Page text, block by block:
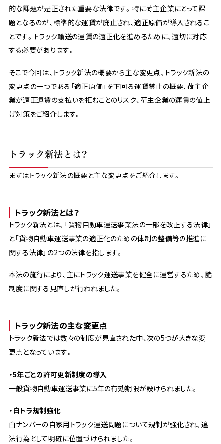
的な課題が是正された重要な法律です。特に荷主企業にとって課
題となるのが、標準的な運賃が廃止され、適正原価が導入されるこ
とです。トラック輸送の運賃の適正化を進めるために、適切に対応
する必要があります。
そこで今回は、トラック新法の概要から主な変更点、トラック新法の
変更点の一つである「適正原価」を下回る運賃禁止の概要、荷主企
業が適正運賃の支払いを拒むことのリスク、荷主企業の運賃の値上
げ対策をご紹介します。
トラック新法とは？
まずはトラック新法の概要と主な変更点をご紹介します。
トラック新法とは？
トラック新法とは、「貨物自動車運送事業法の一部を改正する法律」
と「貨物自動車運送事業の適正化のための体制の整備等の推進に
関する法律」の2つの法律を指します。
本法の施行により、主にトラック運送事業を健全に運営するため、諸
制度に関する見直しが行われました。
トラック新法の主な変更点
トラック新法では数々の制度が見直された中、次の5つが大きな変
更点となっています。
・5年ごとの許可更新制度の導入
一般貨物自動車運送事業に5年の有効期限が設けられました。
・白トラ規制強化
白ナンバーの自家用トラック運送問題について規制が強化され、違
法行為として明確に位置づけられました。